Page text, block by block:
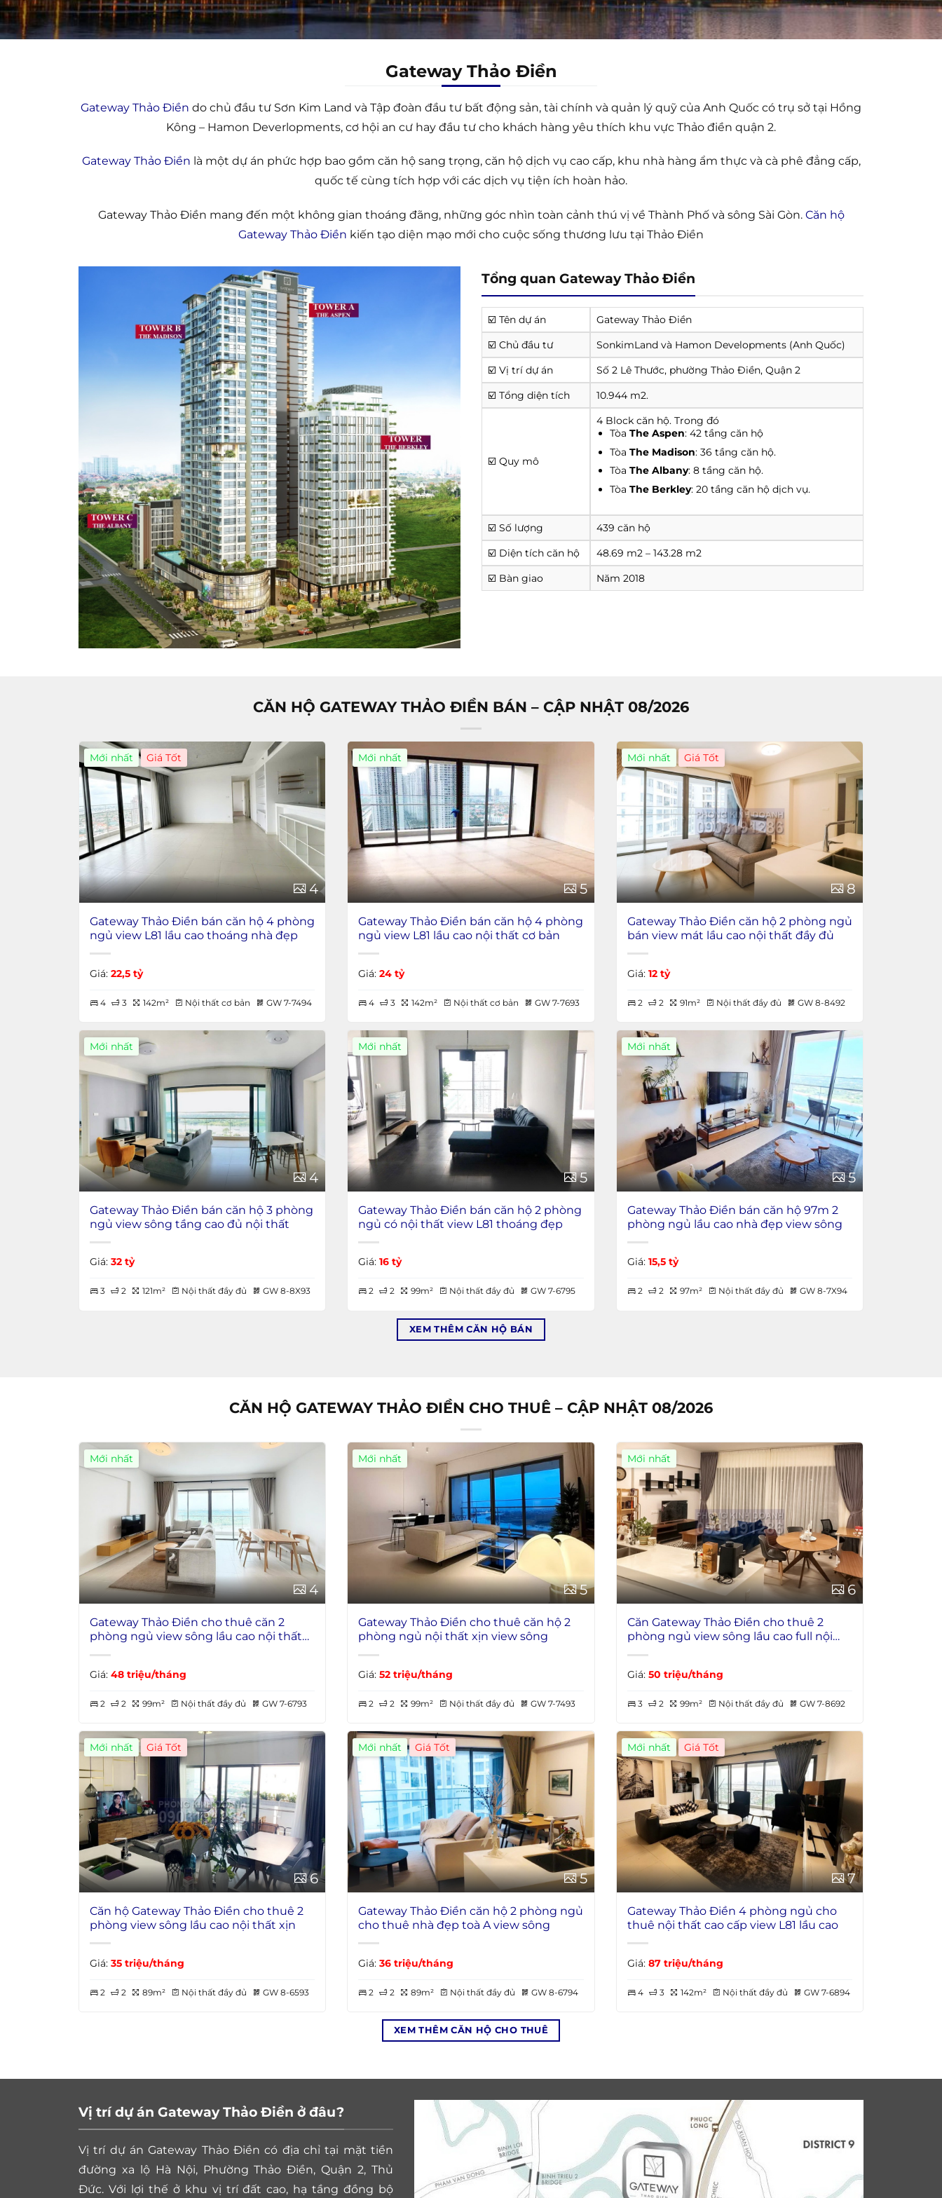
Gateway Thảo Điền
Gateway Thảo Điền do chủ đầu tư Sơn Kim Land và Tập đoàn đầu tư bất động sản, tài chính và quản lý quỹ của Anh Quốc có trụ sở tại Hồng
Kông – Hamon Deverlopments, cơ hội an cư hay đầu tư cho khách hàng yêu thích khu vực Thảo điền quận 2.
Gateway Thảo Điền là một dự án phức hợp bao gồm căn hộ sang trọng, căn hộ dịch vụ cao cấp, khu nhà hàng ẩm thực và cà phê đẳng cấp,
quốc tế cùng tích hợp với các dịch vụ tiện ích hoàn hảo.
Gateway Thảo Điền mang đến một không gian thoáng đãng, những góc nhìn toàn cảnh thú vị về Thành Phố và sông Sài Gòn. Căn hộ
Gateway Thảo Điền kiến tạo diện mạo mới cho cuộc sống thương lưu tại Thảo Điền
Tổng quan Gateway Thảo Điền
☑️ Tên dự án
Gateway Thảo Điền
☑️ Chủ đầu tư
SonkimLand và Hamon Developments (Anh Quốc)
☑️ Vị trí dự án
Số 2 Lê Thước, phường Thảo Điền, Quận 2
☑️ Tổng diện tích
10.944 m2.
☑️ Quy mô
4 Block căn hộ. Trong đó
Tòa The Aspen: 42 tầng căn hộ
Tòa The Madison: 36 tầng căn hộ.
Tòa The Albany: 8 tầng căn hộ.
Tòa The Berkley: 20 tầng căn hộ dịch vụ.
☑️ Số lượng
439 căn hộ
☑️ Diện tích căn hộ
48.69 m2 – 143.28 m2
☑️ Bàn giao
Năm 2018
CĂN HỘ GATEWAY THẢO ĐIỀN BÁN – CẬP NHẬT 08/2026
4
Gateway Thảo Điền bán căn hộ 4 phòng
ngủ view L81 lầu cao thoáng nhà đẹp
Giá: 22,5 tỷ
4 3 142m² Nội thất cơ bản GW 7-7494
Mới nhất Giá Tốt
5
Gateway Thảo Điền bán căn hộ 4 phòng
ngủ view L81 lầu cao nội thất cơ bản
Giá:24 tỷ
4 3 142m² Nội thất cơ bản GW 7-7693
Mới nhất
8
Gateway Thảo Điền căn hộ 2 phòng ngủ
bán view mát lầu cao nội thất đầy đủ
Giá: 12 tỷ
2 2 91m² Nội thất đầy đủ GW 8-8492
Mới nhất Giá Tốt
4
Gateway Thảo Điền bán căn hộ 3 phòng
ngủ view sông tầng cao đủ nội thất
Giá: 32 tỷ
3 2 121m² Nội thất đầy đủ GW 8-8X93
Mới nhất
5
Gateway Thảo Điền bán căn hộ 2 phòng
ngủ có nội thất view L81 thoáng đẹp
Giá:16 tỷ
2 2 99m² Nội thất đầy đủ GW 7-6795
Mới nhất
5
Gateway Thảo Điền bán căn hộ 97m 2
phòng ngủ lầu cao nhà đẹp view sông
Giá: 15,5 tỷ
2 2 97m² Nội thất đầy đủ GW 8-7X94
Mới nhất
XEM THÊM CĂN HỘ BÁN
CĂN HỘ GATEWAY THẢO ĐIỀN CHO THUÊ – CẬP NHẬT 08/2026
4
Gateway Thảo Điền cho thuê căn 2
phòng ngủ view sông lầu cao nội thất
Giá: 48 triệu/tháng
2 2 99m² Nội thất đầy đủ GW 7-6793
Mới nhất
5
Gateway Thảo Điền cho thuê căn hộ 2
phòng ngủ nội thất xịn view sông
Giá:52 triệu/tháng
2 2 99m² Nội thất đầy đủ GW 7-7493
Mới nhất
6
Căn Gateway Thảo Điền cho thuê 2
phòng ngủ view sông lầu cao full nội
Giá: 50 triệu/tháng
3 2 99m² Nội thất đầy đủ GW 7-8692
Mới nhất
6
Căn hộ Gateway Thảo Điền cho thuê 2
phòng view sông lầu cao nội thất xịn
Giá: 35 triệu/tháng
2 2 89m² Nội thất đầy đủ GW 8-6593
Mới nhất Giá Tốt
5
Gateway Thảo Điền căn hộ 2 phòng ngủ
cho thuê nhà đẹp toà A view sông
Giá:36 triệu/tháng
2 2 89m² Nội thất đầy đủ GW 8-6794
Mới nhất Giá Tốt
7
Gateway Thảo Điền 4 phòng ngủ cho
thuê nội thất cao cấp view L81 lầu cao
Giá: 87 triệu/tháng
4 3 142m² Nội thất đầy đủ GW 7-6894
Mới nhất Giá Tốt
XEM THÊM CĂN HỘ CHO THUÊ
Vị trí dự án Gateway Thảo Điền ở đâu?
Vị trí dự án Gateway Thảo Điền có địa chỉ tại mặt tiền
đường xa lộ Hà Nội, Phường Thảo Điền, Quận 2, Thủ
Đức. Với lợi thế ở khu vị trí đất cao, hạ tầng đồng bộ